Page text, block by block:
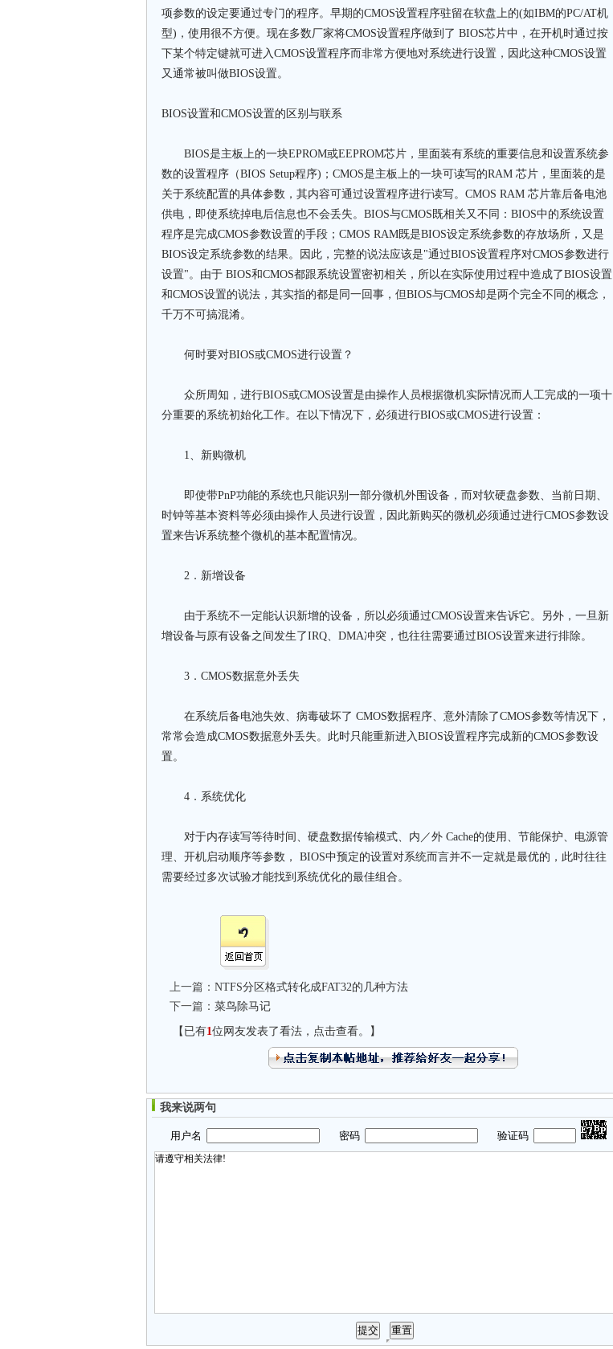
项参数的设定要通过专门的程序。早期的CMOS设置程序驻留在软盘上的(如IBM的PC/AT机
型)，使用很不方便。现在多数厂家将CMOS设置程序做到了 BIOS芯片中，在开机时通过按
下某个特定键就可进入CMOS设置程序而非常方便地对系统进行设置，因此这种CMOS设置
又通常被叫做BIOS设置。
BIOS设置和CMOS设置的区别与联系
BIOS是主板上的一块EPROM或EEPROM芯片，里面装有系统的重要信息和设置系统参
数的设置程序（BIOS Setup程序)；CMOS是主板上的一块可读写的RAM 芯片，里面装的是
关于系统配置的具体参数，其内容可通过设置程序进行读写。CMOS RAM 芯片靠后备电池
供电，即使系统掉电后信息也不会丢失。BIOS与CMOS既相关又不同：BIOS中的系统设置
程序是完成CMOS参数设置的手段；CMOS RAM既是BIOS设定系统参数的存放场所，又是
BIOS设定系统参数的结果。因此，完整的说法应该是"通过BIOS设置程序对CMOS参数进行
设置"。由于 BIOS和CMOS都跟系统设置密初相关，所以在实际使用过程中造成了BIOS设置
和CMOS设置的说法，其实指的都是同一回事，但BIOS与CMOS却是两个完全不同的概念，
千万不可搞混淆。
何时要对BIOS或CMOS进行设置？
众所周知，进行BIOS或CMOS设置是由操作人员根据微机实际情况而人工完成的一项十
分重要的系统初始化工作。在以下情况下，必须进行BIOS或CMOS进行设置：
1、新购微机
即使带PnP功能的系统也只能识别一部分微机外围设备，而对软硬盘参数、当前日期、
时钟等基本资料等必须由操作人员进行设置，因此新购买的微机必须通过进行CMOS参数设
置来告诉系统整个微机的基本配置情况。
2．新增设备
由于系统不一定能认识新增的设备，所以必须通过CMOS设置来告诉它。另外，一旦新
增设备与原有设备之间发生了IRQ、DMA冲突，也往往需要通过BIOS设置来进行排除。
3．CMOS数据意外丢失
在系统后备电池失效、病毒破坏了 CMOS数据程序、意外清除了CMOS参数等情况下，
常常会造成CMOS数据意外丢失。此时只能重新进入BIOS设置程序完成新的CMOS参数设
置。
4．系统优化
对于内存读写等待时间、硬盘数据传输模式、内／外 Cache的使用、节能保护、电源管
理、开机启动顺序等参数， BIOS中预定的设置对系统而言并不一定就是最优的，此时往往
需要经过多次试验才能找到系统优化的最佳组合。
上一篇： NTFS分区格式转化成FAT32的几种方法
下一篇： 菜鸟除马记
【已有1位网友发表了看法，点击查看。】
我来说两句
用户名 密码 验证码